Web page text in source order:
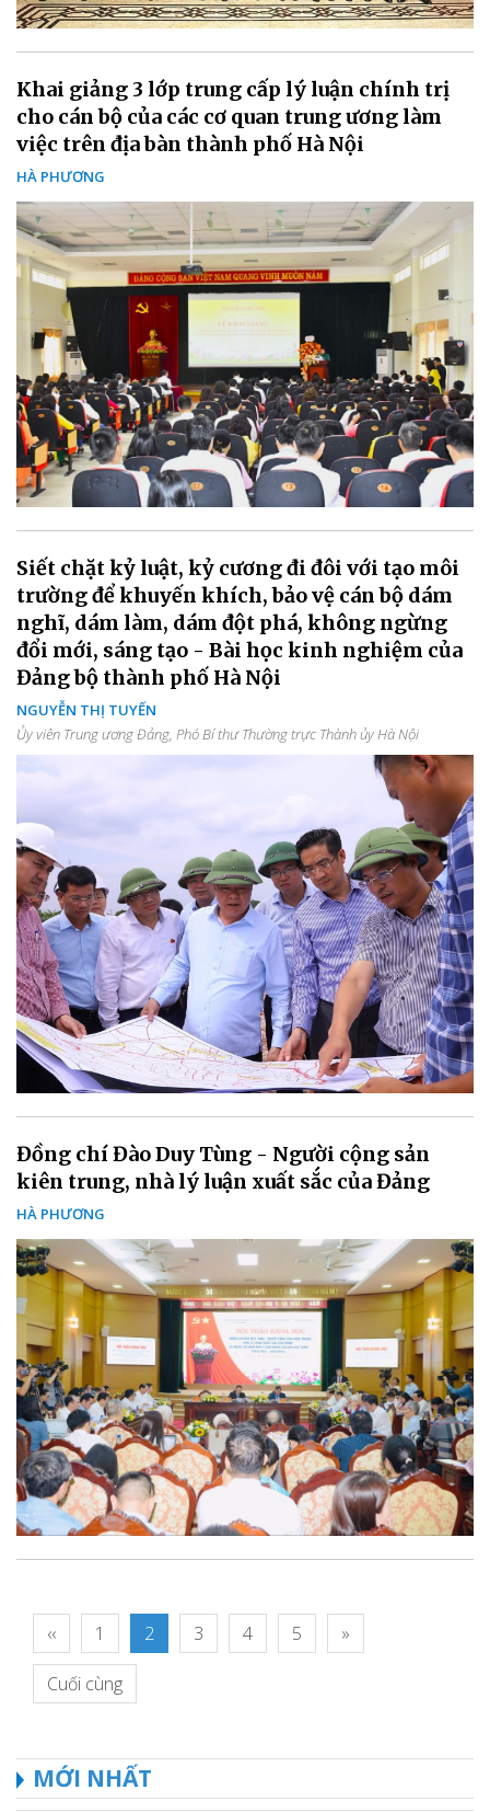
Khai giảng 3 lớp trung cấp lý luận chính trị
cho cán bộ của các cơ quan trung ương làm
việc trên địa bàn thành phố Hà Nội
HÀ PHƯƠNG
Siết chặt kỷ luật, kỷ cương đi đôi với tạo môi
trường để khuyến khích, bảo vệ cán bộ dám
nghĩ, dám làm, dám đột phá, không ngừng
đổi mới, sáng tạo - Bài học kinh nghiệm của
Đảng bộ thành phố Hà Nội
NGUYỄN THỊ TUYẾN
Ủy viên Trung ương Đảng, Phó Bí thư Thường trực Thành ủy Hà Nội
Đồng chí Đào Duy Tùng - Người cộng sản
kiên trung, nhà lý luận xuất sắc của Đảng
HÀ PHƯƠNG
‹‹ 1 2 3 4 5 »
Cuối cùng
MỚI NHẤT